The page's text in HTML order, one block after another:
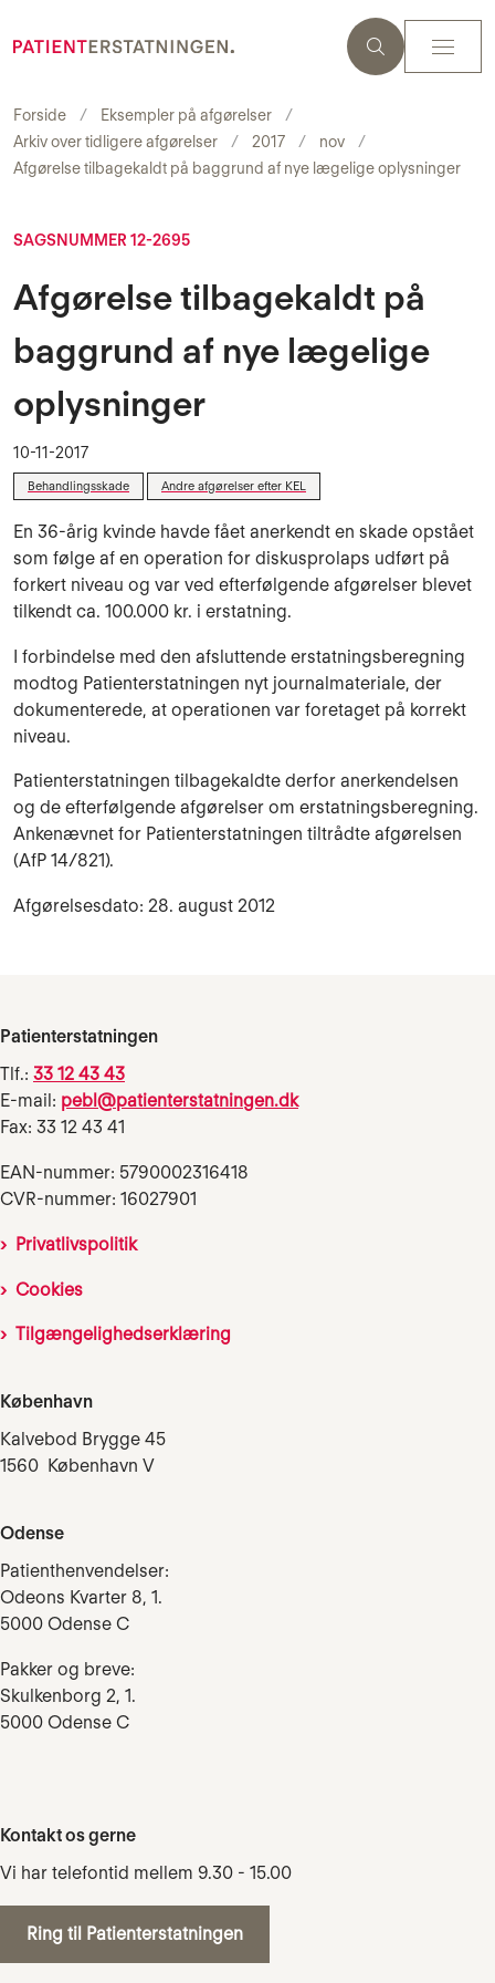
Forside
Eksempler på afgørelser
Arkiv over tidligere afgørelser
2017
nov
Afgørelse tilbagekaldt på baggrund af nye lægelige oplysninger
SAGSNUMMER 12-2695
Afgørelse tilbagekaldt på
baggrund af nye lægelige
oplysninger
10-11-2017
Behandlingsskade Andre afgørelser efter KEL
En 36-årig kvinde havde fået anerkendt en skade opstået
som følge af en operation for diskusprolaps udført på
forkert niveau og var ved efterfølgende afgørelser blevet
tilkendt ca. 100.000 kr. i erstatning.
I forbindelse med den afsluttende erstatningsberegning
modtog Patienterstatningen nyt journalmateriale, der
dokumenterede, at operationen var foretaget på korrekt
niveau.
Patienterstatningen tilbagekaldte derfor anerkendelsen
og de efterfølgende afgørelser om erstatningsberegning.
Ankenævnet for Patienterstatningen tiltrådte afgørelsen
(AfP 14/821).
Afgørelsesdato: 28. august 2012
Patienterstatningen
Tlf.: 33 12 43 43
E-mail: pebl@patienterstatningen.dk
Fax: 33 12 43 41
EAN-nummer: 5790002316418
CVR-nummer: 16027901
Privatlivspolitik
Cookies
Tilgængelighedserklæring
København
Kalvebod Brygge 45
1560 København V
Odense
Patienthenvendelser:
Odeons Kvarter 8, 1.
5000 Odense C
Pakker og breve:
Skulkenborg 2, 1.
5000 Odense C
Kontakt os gerne
Vi har telefontid mellem 9.30 - 15.00
Ring til Patienterstatningen